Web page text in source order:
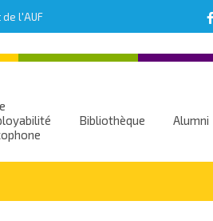
de l'AUF
Bibliothèque Alumni